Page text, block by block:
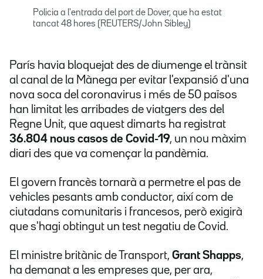
Policia a l'entrada del port de Dover, que ha estat
tancat 48 hores (REUTERS/John Sibley)
París havia bloquejat des de diumenge el trànsit
al canal de la Mànega per evitar l'expansió d'una
nova soca del coronavirus i més de 50 països
han limitat les arribades de viatgers des del
Regne Unit, que aquest dimarts ha registrat
36.804 nous casos de Covid-19, un nou màxim
diari des que va començar la pandèmia.
El govern francès tornarà a permetre el pas de
vehicles pesants amb conductor, així com de
ciutadans comunitaris i francesos, però exigirà
que s'hagi obtingut un test negatiu de Covid.
El ministre britànic de Transport, Grant Shapps,
ha demanat a les empreses que, per ara,